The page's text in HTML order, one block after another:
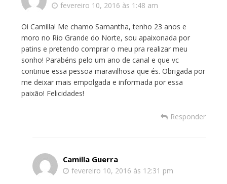
fevereiro 10, 2016 às 1:48 am
Oi Camilla! Me chamo Samantha, tenho 23 anos e
moro no Rio Grande do Norte, sou apaixonada por
patins e pretendo comprar o meu pra realizar meu
sonho! Parabéns pelo um ano de canal e que vc
continue essa pessoa maravilhosa que és. Obrigada por
me deixar mais empolgada e informada por essa
paixão! Felicidades!
Responder
Camilla Guerra
fevereiro 10, 2016 às 12:31 pm